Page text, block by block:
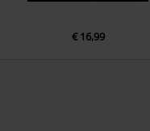
€ 16,99